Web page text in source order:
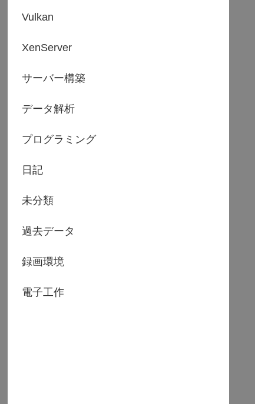
Vulkan
XenServer
サーバー構築
データ解析
プログラミング
日記
未分類
過去データ
録画環境
電子工作